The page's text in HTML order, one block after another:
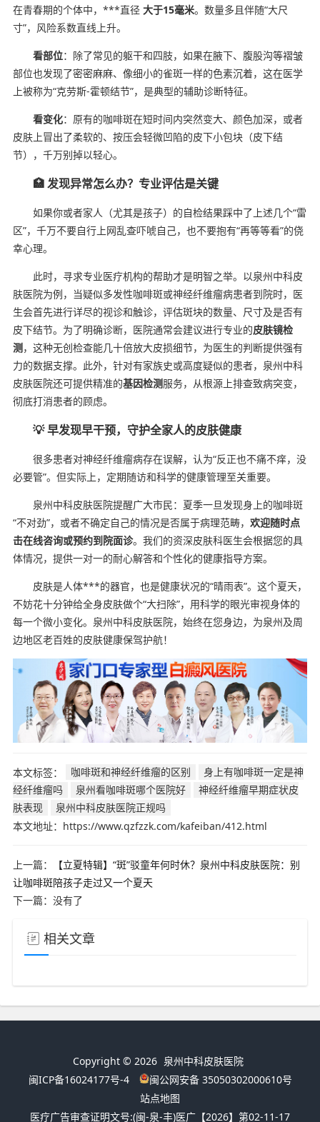
在青春期的个体中，***直径 大于15毫米。数量多且伴随“大尺
寸”，风险系数直线上升。
看部位：除了常见的躯干和四肢，如果在腋下、腹股沟等褶皱
部位也发现了密密麻麻、像细小的雀斑一样的色素沉着，这在医学
上被称为“克劳斯-霍顿结节”，是典型的辅助诊断特征。
看变化：原有的咖啡斑在短时间内突然变大、颜色加深，或者
皮肤上冒出了柔软的、按压会轻微凹陷的皮下小包块（皮下结
节），千万别掉以轻心。
🏥 发现异常怎么办？专业评估是关键
如果你或者家人（尤其是孩子）的自检结果踩中了上述几个“雷
区”，千万不要自行上网乱查吓唬自己，也不要抱有“再等等看”的侥
幸心理。
此时，寻求专业医疗机构的帮助才是明智之举。以泉州中科皮
肤医院为例，当疑似多发性咖啡斑或神经纤维瘤病患者到院时，医
生会首先进行详尽的视诊和触诊，评估斑块的数量、尺寸及是否有
皮下结节。为了明确诊断，医院通常会建议进行专业的皮肤镜检
测，这种无创检查能几十倍放大皮损细节，为医生的判断提供强有
力的数据支撑。此外，针对有家族史或高度疑似的患者，泉州中科
皮肤医院还可提供精准的基因检测服务，从根源上排查致病突变，
彻底打消患者的顾虑。
💡 早发现早干预，守护全家人的皮肤健康
很多患者对神经纤维瘤病存在误解，认为“反正也不痛不痒，没
必要管”。但实际上，定期随访和科学的健康管理至关重要。
泉州中科皮肤医院提醒广大市民：夏季一旦发现身上的咖啡斑
“不对劲”，或者不确定自己的情况是否属于病理范畴， 欢迎随时点
击在线咨询或预约到院面诊。我们的资深皮肤科医生会根据您的具
体情况，提供一对一的耐心解答和个性化的健康指导方案。
皮肤是人体***的器官，也是健康状况的“晴雨表”。这个夏天，
不妨花十分钟给全身皮肤做个“大扫除”，用科学的眼光审视身体的
每一个微小变化。泉州中科皮肤医院，始终在您身边，为泉州及周
边地区老百姓的皮肤健康保驾护航！
本文标签： 咖啡斑和神经纤维瘤的区别
身上有咖啡斑一定是神
经纤维瘤吗
泉州看咖啡斑哪个医院好
神经纤维瘤早期症状皮
肤表现
泉州中科皮肤医院正规吗
本文地址：https://www.qzfzzk.com/kafeiban/412.html
上一篇：
【立夏特辑】“斑”驳童年何时休？泉州中科皮肤医院：别
让咖啡斑陪孩子走过又一个夏天
下一篇：没有了
相关文章
Copyright © 2026 泉州中科皮肤医院
闽ICP备16024177号-4
闽公网安备 35050302000610号
站点地图
医疗广告审查证明文号:(闽-泉-丰)医广【2026】第02-11-17